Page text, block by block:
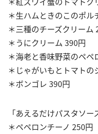
＊生ハムときのこのポ
＊三種のチーズクリーム
＊うにクリーム 390円
＊海老と香味野菜のペペ
＊じゃがいもとトマトの
＊ボンゴレ 390円
「あえるだけパスタソー
＊ペペロンチーノ 250円